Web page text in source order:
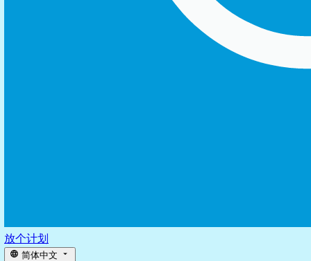
放个计划
简体中文